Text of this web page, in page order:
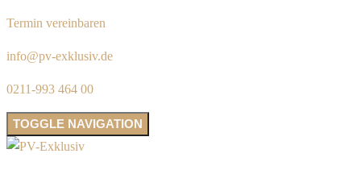
Termin vereinbaren
info@pv-exklusiv.de
0211-993 464 00
TOGGLE NAVIGATION